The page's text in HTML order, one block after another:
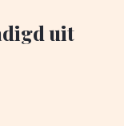
uit